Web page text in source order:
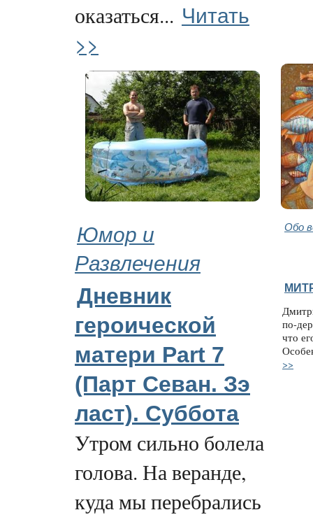
оказаться... Читать
>>
Юмор и
Развлечения
Обо
Дневник
героической
матери Part 7
(Парт Севан. Зэ
ласт). Суббота
Утром сильно болела
голова. На веранде,
куда мы перебрались
по-
что
>>